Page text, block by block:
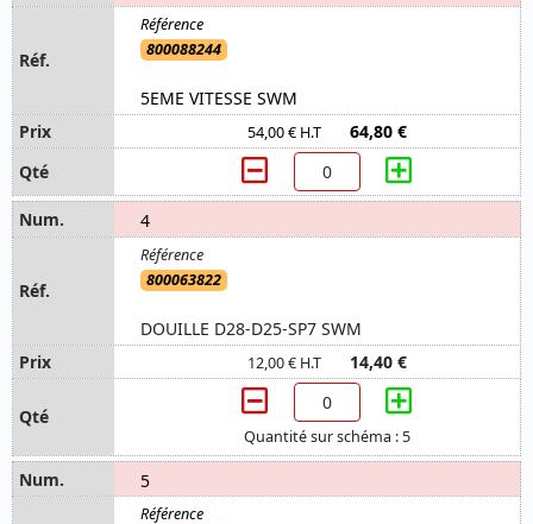
800088244
5EME VITESSE SWM
54,00 € H.T 64,80 €
4
800063822
DOUILLE D28-D25-SP7 SWM
12,00 € H.T 14,40 €
Quantité sur schéma : 5
5